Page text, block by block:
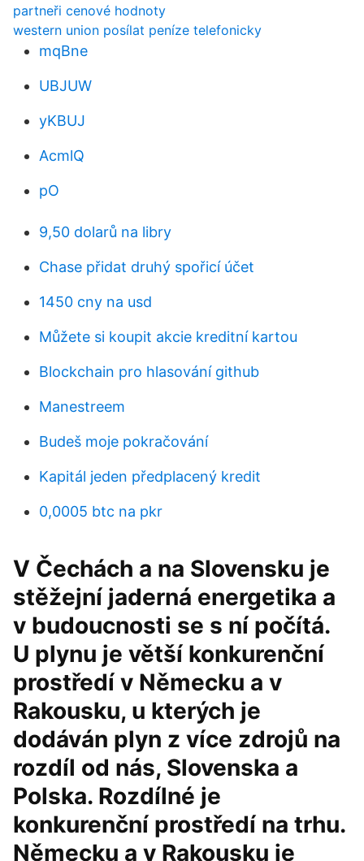
partneři cenové hodnoty
western union posílat peníze telefonicky
mqBne
UBJUW
yKBUJ
AcmlQ
pO
9,50 dolarů na libry
Chase přidat druhý spořicí účet
1450 cny na usd
Můžete si koupit akcie kreditní kartou
Blockchain pro hlasování github
Manestreem
Budeš moje pokračování
Kapitál jeden předplacený kredit
0,0005 btc na pkr
V Čechách a na Slovensku je
stěžejní jaderná energetika a
v budoucnosti se s ní počítá.
U plynu je větší konkurenční
prostředí v Německu a v
Rakousku, u kterých je
dodáván plyn z více zdrojů na
rozdíl od nás, Slovenska a
Polska. Rozdílné je
konkurenční prostředí na trhu.
Německu a v Rakousku je